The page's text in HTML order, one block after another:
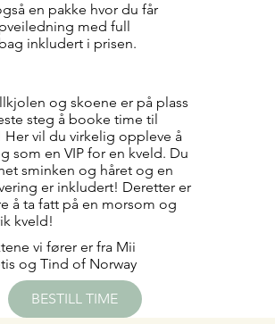
en pakke hvor du får
med full
inkludert i prisen.
og skoene er på plass
steg å booke time til
Her vil du virkelig oppleve å
som en VIP for en kveld. Du
sminken og håret og en
er inkludert! Deretter er
å ta fatt på en morsom og
kveld!
BESTILL TIME
vi fører er fra Mii
og Tind of Norway